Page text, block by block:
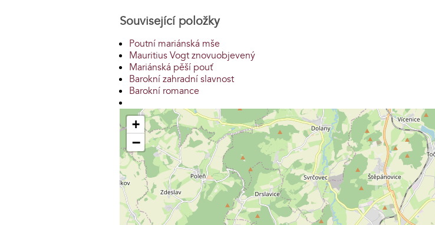
Související položky
Poutní mariánská mše
Mauritius Vogt znovuobjevený
Mariánská pěší pouť
Barokní zahradní slavnost
Barokní romance
+
−